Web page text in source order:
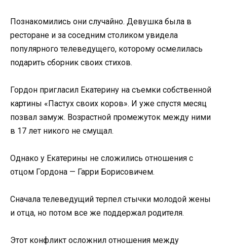
Познакомились они случайно. Девушка была в
ресторане и за соседним столиком увидела
популярного телеведущего, которому осмелилась
подарить сборник своих стихов.
Гордон пригласил Екатерину на съемки собственной
картины «Пастух своих коров». И уже спустя месяц
позвал замуж. Возрастной промежуток между ними
в 17 лет никого не смущал.
Однако у Екатерины не сложились отношения с
отцом Гордона — Гарри Борисовичем.
Сначала телеведущий терпел стычки молодой жены
и отца, но потом все же поддержал родителя.
Этот конфликт осложнил отношения между